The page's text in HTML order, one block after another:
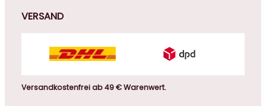
VERSAND
Versandkostenfrei ab 49 € Warenwert.